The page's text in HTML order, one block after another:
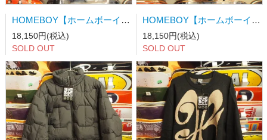
HOMEBOY【ホームボーイ】x-tra MONSTER Denim WASHED BLACK
18,150円(税込)
SOLD OUT
HOMEBOY【ホームボーイ】x-tra MONSTER Denim INDIGO
18,150円(税込)
SOLD OUT